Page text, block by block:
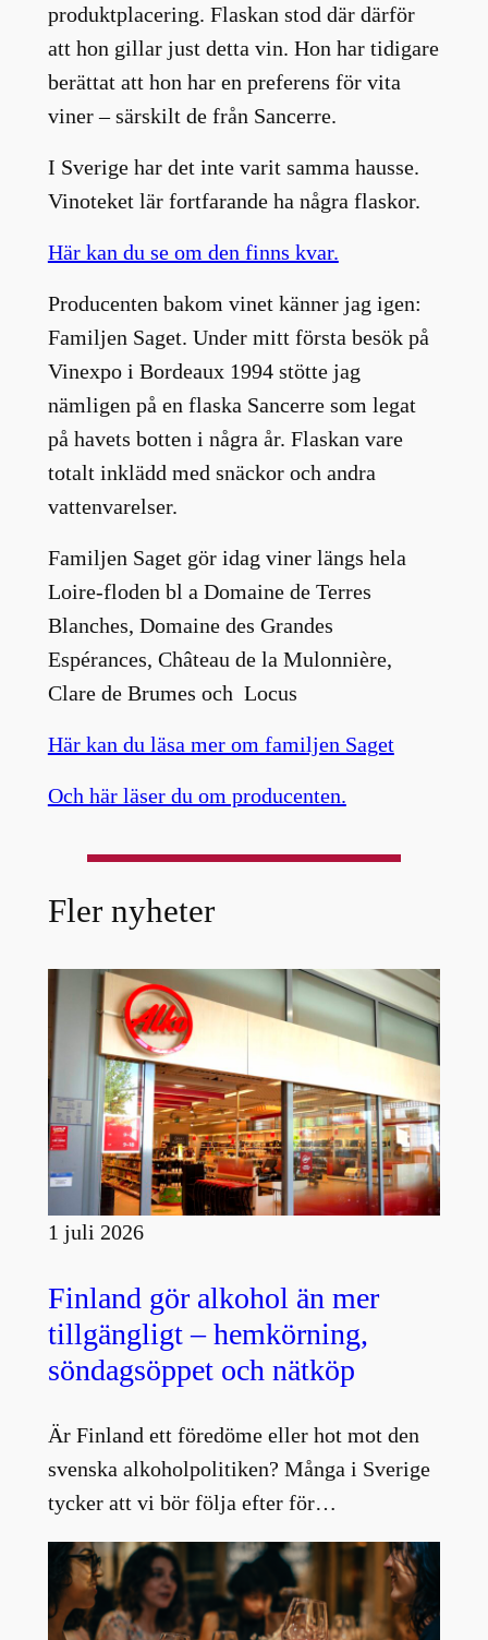
produktplacering. Flaskan stod där därför
att hon gillar just detta vin. Hon har tidigare
berättat att hon har en preferens för vita
viner – särskilt de från Sancerre.
I Sverige har det inte varit samma hausse.
Vinoteket lär fortfarande ha några flaskor.
Här kan du se om den finns kvar.
Producenten bakom vinet känner jag igen:
Familjen Saget. Under mitt första besök på
Vinexpo i Bordeaux 1994 stötte jag
nämligen på en flaska Sancerre som legat
på havets botten i några år. Flaskan vare
totalt inklädd med snäckor och andra
vattenvarelser.
Familjen Saget gör idag viner längs hela
Loire-floden bl a Domaine de Terres
Blanches, Domaine des Grandes
Espérances, Château de la Mulonnière,
Clare de Brumes och Locus
Här kan du läsa mer om familjen Saget
Och här läser du om producenten.
Fler nyheter
1 juli 2026
Finland gör alkohol än mer
tillgängligt – hemkörning,
söndagsöppet och nätköp
Är Finland ett föredöme eller hot mot den
svenska alkoholpolitiken? Många i Sverige
tycker att vi bör följa efter för…